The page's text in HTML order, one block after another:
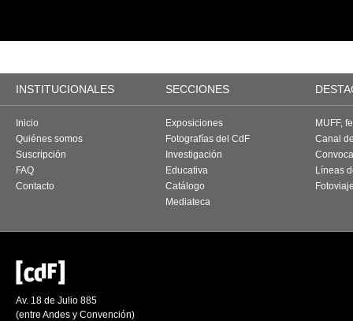
INSTITUCIONALES SECCIONES
Inicio
Quiénes somos
Suscripción
FAQ
Contacto
Exposiciones
Fotografías del CdF
Investigación
Educativa
Catálogo
Mediateca
MUFF,
Canal
Líneas
Av. 18 de Julio 885
(entre Andes y Convención)